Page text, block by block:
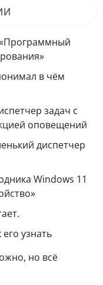
«Программный
в чём
задач с
оповещений
диспетчер
Windows 11
узнать
но всё